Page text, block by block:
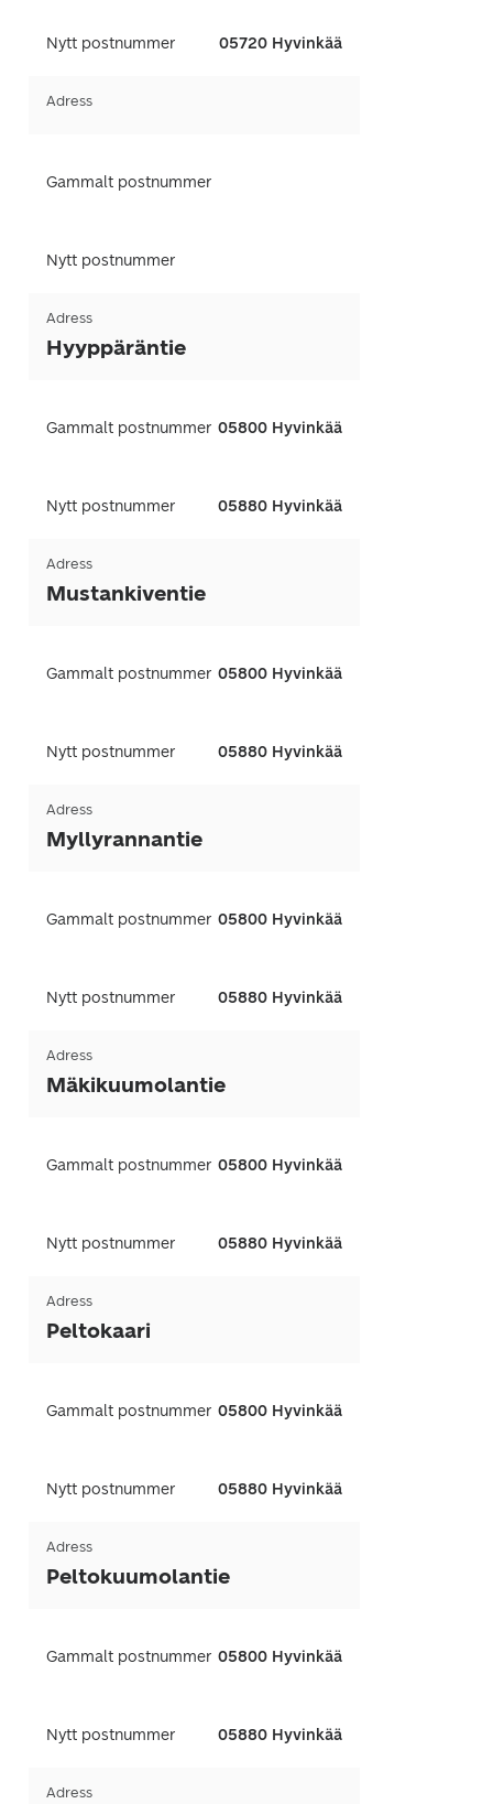
Nytt postnummer 05720 Hyvinkää
Adress
Gammalt postnummer
Nytt postnummer
Adress
Hyyppäräntie
Gammalt postnummer 05800 Hyvinkää
Nytt postnummer 05880 Hyvinkää
Adress
Mustankiventie
Gammalt postnummer 05800 Hyvinkää
Nytt postnummer 05880 Hyvinkää
Adress
Myllyrannantie
Gammalt postnummer 05800 Hyvinkää
Nytt postnummer 05880 Hyvinkää
Adress
Mäkikuumolantie
Gammalt postnummer 05800 Hyvinkää
Nytt postnummer 05880 Hyvinkää
Adress
Peltokaari
Gammalt postnummer 05800 Hyvinkää
Nytt postnummer 05880 Hyvinkää
Adress
Peltokuumolantie
Gammalt postnummer 05800 Hyvinkää
Nytt postnummer 05880 Hyvinkää
Adress